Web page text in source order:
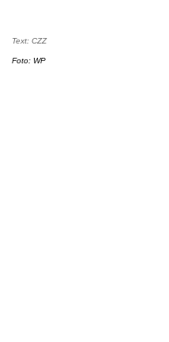
Text: CZZ
Foto: WP